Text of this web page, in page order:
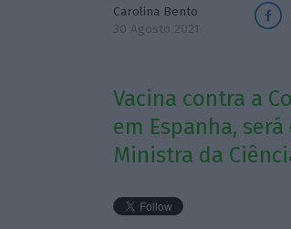
Carolina Bento
30 Agosto 2021
Vacina contra a
em Espanha,
Ministra da